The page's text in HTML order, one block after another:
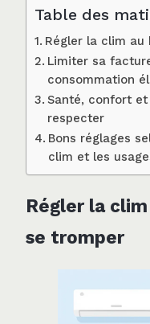
Table des
Régler la clim au
Limiter sa
consommation
Santé, confort
respecter
Bons réglages
clim et les
Régler la
se tromper